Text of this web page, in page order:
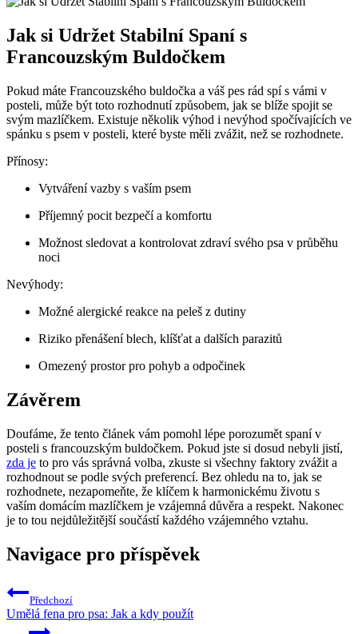
Jak si⁢ Udržet Stabilní Spaní⁤ s
Francouzským Buldočkem
Pokud máte Francouzského buldočka a ⁢váš pes rád spí ​s vámi ​v
posteli, ​může⁢ být toto rozhodnutí⁤ způsobem, jak se blíže spojit se
svým mazlíčkem. ​Existuje několik výhod i nevýhod ⁣spočívajících ve
spánku s⁢ psem v posteli,‍ které⁢ byste ⁣měli ‌zvážit, než se rozhodnete.
Přínosy:
Vytváření⁢ vazby ⁢s vaším psem
Příjemný pocit bezpečí ‌a ‌komfortu
Možnost sledovat ‌a kontrolovat zdraví svého‍ psa v průběhu
noci
Nevýhody:
Možné⁤ alergické‍ reakce na peleš z dutiny
Riziko ⁤přenášení blech, klíšťat a dalších parazitů
Omezený prostor pro pohyb ‌a odpočinek
Závěrem
Doufáme, že tento‌ článek ​vám pomohl ​lépe porozumět ‌spaní v
posteli s ‍francouzským‍ buldočkem. ‌Pokud‍ jste⁤ si dosud nebyli jistí,
zda je ‍to ‌pro​ vás správná volba, zkuste‌ si všechny faktory zvážit a
rozhodnout se podle svých⁢ preferencí. Bez ohledu na to, jak‍ se
rozhodnete, nezapomeňte, že klíčem k⁢ harmonickému životu⁢ s
vaším domácím mazlíčkem ⁤je vzájemná⁢ důvěra⁢ a⁢ respekt.⁣ Nakonec
je to tou nejdůležitější součástí každého vzájemného vztahu.
Navigace pro příspěvek
Předchozí
Umělá fena pro psa: Jak a kdy použít